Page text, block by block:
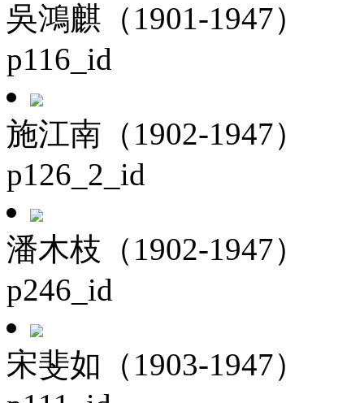
吳鴻麒（1901-1947）
p116_id
施江南（1902-1947）
p126_2_id
潘木枝（1902-1947）
p246_id
宋斐如（1903-1947）